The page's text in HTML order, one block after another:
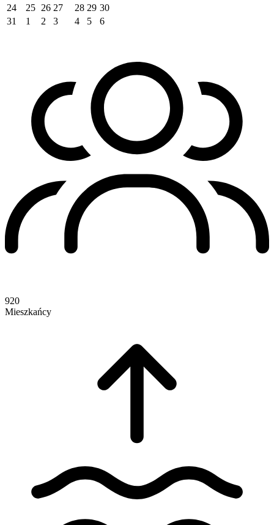
24
25 26 27 28 29 30
31
1 2 3 4 5 6
920
Mieszkańcy